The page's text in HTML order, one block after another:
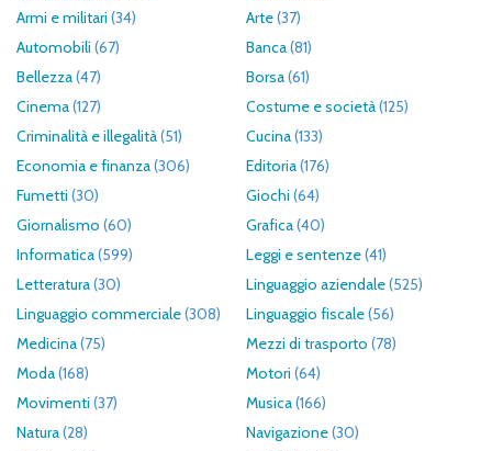
Armi e militari (34) Arte(37)
Automobili (67) Banca(81)
Bellezza(47) Borsa(61)
Cinema(127) Costume e società(125)
Criminalità e illegalità(51) Cucina(133)
Economia e finanza(306) Editoria(176)
Fumetti (30) Giochi (64)
Giornalismo (60) Grafica(40)
Informatica(599) Leggi e sentenze(41)
Letteratura(30) Linguaggio aziendale(525)
Linguaggio commerciale(308) Linguaggio fiscale(56)
Medicina(75) Mezzi di trasporto (78)
Moda(168) Motori (64)
Movimenti (37) Musica(166)
Natura(28) Navigazione(30)